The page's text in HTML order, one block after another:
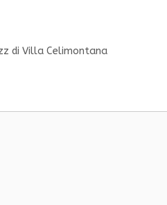
di Villa Celimontana